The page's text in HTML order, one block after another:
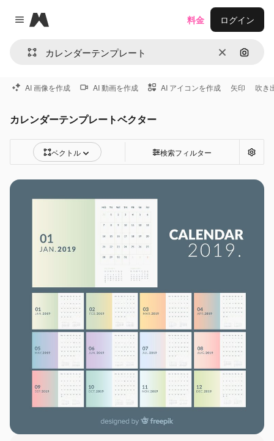
Close menu
Magnific
消去 画像で
料金 ログイン
AI 画像を作成 AI 動画を作成 AI アイコンを作成 矢印 吹き
カレンダーテンプレートベクター
ベクトル 検索フィルター